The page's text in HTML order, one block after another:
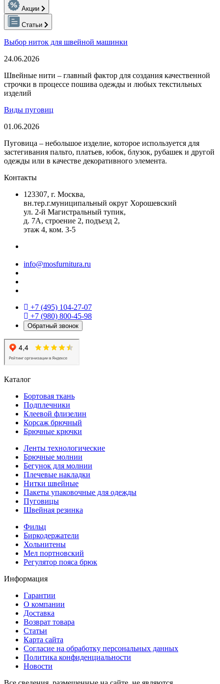
Акции
Статьи
Выбор ниток для швейной машинки
24.06.2026
Швейные нити – главный фактор для создания качественной
строчки в процессе пошива одежды и любых текстильных
изделий
Виды пуговиц
01.06.2026
Пуговица – небольшое изделие, которое используется для
застегивания пальто, платьев, юбок, блузок, рубашек и другой
одежды или в качестве декоративного элемента.
Контакты
123307, г. Москва,
вн.тер.г.муниципальный округ Хорошевский
ул. 2-й Магистральный тупик,
д. 7А, строение 2, подъезд 2,
этаж 4, ком. 3-5
info@mosfurnitura.ru
+7 (495) 104-27-07
+7 (980) 800-45-98
Обратный звонок
Каталог
Бортовая ткань
Подплечники
Клеевой флизелин
Корсаж брючный
Брючные крючки
Ленты технологические
Брючные молнии
Бегунок для молнии
Плечевые накладки
Нитки швейные
Пакеты упаковочные для одежды
Пуговицы
Швейная резинка
Фильц
Биркодержатели
Хольнитены
Мел портновский
Регулятор пояса брюк
Информация
Гарантии
О компании
Доставка
Возврат товара
Статьи
Карта сайта
Согласие на обработку персональных данных
Политика конфиденциальности
Новости